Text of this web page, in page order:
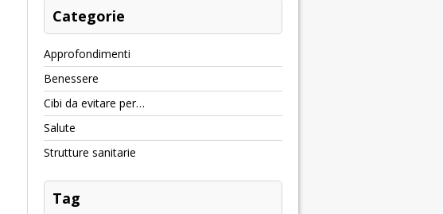
Categorie
Approfondimenti
Benessere
Cibi da evitare per…
Salute
Strutture sanitarie
Tag